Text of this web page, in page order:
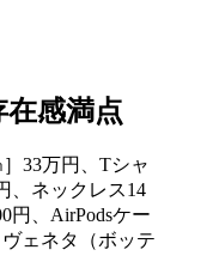
感満点